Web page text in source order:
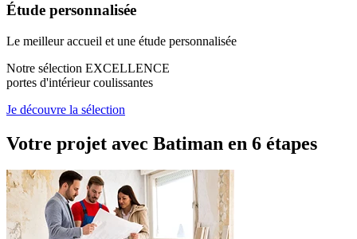
Étude personnalisée
Le meilleur accueil et une étude personnalisée
Notre sélection EXCELLENCE
portes d'intérieur coulissantes
Je découvre la sélection
Votre projet avec Batiman en 6 étapes